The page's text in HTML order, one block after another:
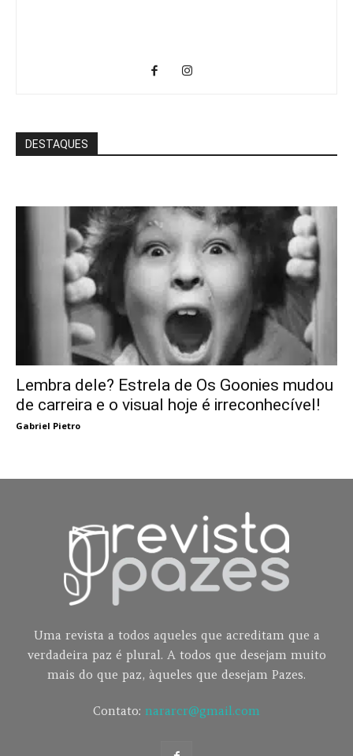
DESTAQUES
Lembra dele? Estrela de Os Goonies mudou
de carreira e o visual hoje é irreconhecível!
Gabriel Pietro
Uma revista a todos aqueles que acreditam que a
verdadeira paz é plural. A todos que desejam muito
mais do que paz, àqueles que desejam Pazes.
Contato: nararcr@gmail.com